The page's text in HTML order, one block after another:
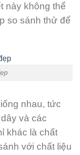
này không thể
so sánh thử để
nhau, tức
và các
khác là chất
với chất liệu